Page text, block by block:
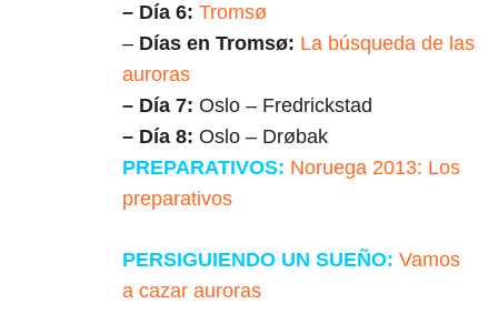
– Día 6: Tromsø
– Días en Tromsø: La búsqueda de las
auroras
– Día 7: Oslo – Fredrickstad
– Día 8: Oslo – Drøbak
PREPARATIVOS: Noruega 2013: Los
preparativos
PERSIGUIENDO UN SUEÑO: Vamos
a cazar auroras